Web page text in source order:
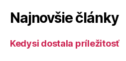
Najnovšie články
Kedysi dostala príležitosť